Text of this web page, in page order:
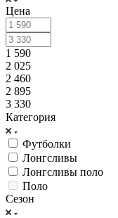
Цена
1 590
2 025
2 460
2 895
3 330
Категория
Футболки
Лонгсливы
Лонгсливы поло
Поло
Сезон